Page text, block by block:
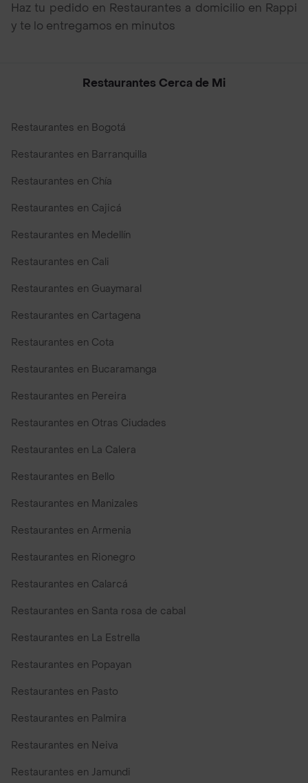
Haz tu pedido en Restaurantes a domicilio en Rappi
y te lo entregamos en minutos
Restaurantes Cerca de Mi
Restaurantes en Bogotá
Restaurantes en Barranquilla
Restaurantes en Chía
Restaurantes en Cajicá
Restaurantes en Medellín
Restaurantes en Cali
Restaurantes en Guaymaral
Restaurantes en Cartagena
Restaurantes en Cota
Restaurantes en Bucaramanga
Restaurantes en Pereira
Restaurantes en Otras Ciudades
Restaurantes en La Calera
Restaurantes en Bello
Restaurantes en Manizales
Restaurantes en Armenia
Restaurantes en Rionegro
Restaurantes en Calarcá
Restaurantes en Santa rosa de cabal
Restaurantes en La Estrella
Restaurantes en Popayan
Restaurantes en Pasto
Restaurantes en Palmira
Restaurantes en Neiva
Restaurantes en Jamundi